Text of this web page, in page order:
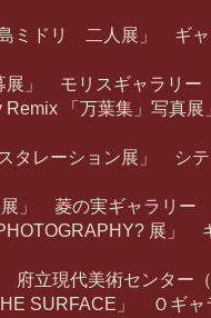
ミドリ 二人展」 ギャ
」 モリスギャラリー
「万葉集」写真展
タレーション展」 シテ
菱の実ギャラリー
展」 ギ
立現代美術センター
」 Ｏギャラ